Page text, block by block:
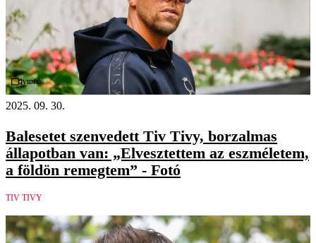
Videó
2025. 09. 30.
Balesetet szenvedett Tiv Tivy, borzalmas
állapotban van: „Elvesztettem az eszméletem,
a földön remegtem” - Fotó
TIV TIVY